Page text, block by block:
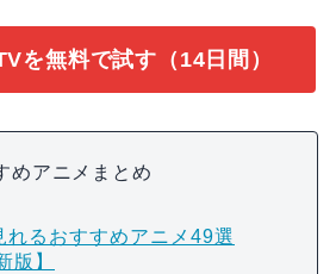
を無料で試す（14日間）
めアニメまとめ
れるおすすめアニメ49選
版】